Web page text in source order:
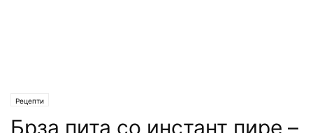
Рецепти
Брза пита со инстант пире –